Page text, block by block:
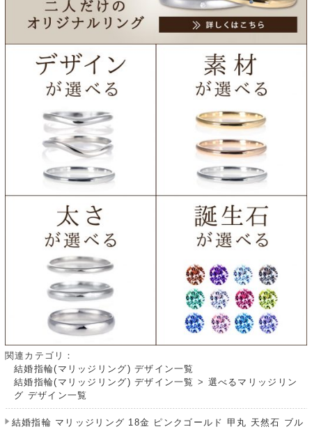
関連カテゴリ：
結婚指輪(マリッジリング) デザイン一覧
結婚指輪(マリッジリング) デザイン一覧 > 選べるマリッジリン
グ デザイン一覧
結婚指輪 マリッジリング 18金 ピンクゴールド 甲丸 天然石 ブル